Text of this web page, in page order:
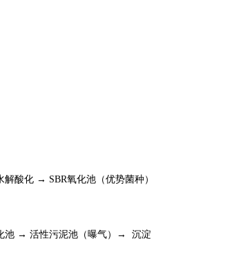
酸化 → SBR氧化池（优势菌种）
→ 活性污泥池（曝气）→ 沉淀